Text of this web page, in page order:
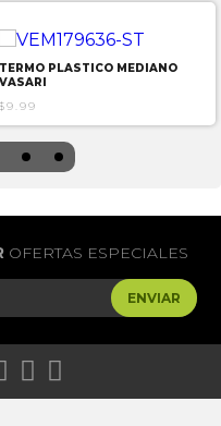
TERMO PLASTICO MEDIANO
VASARI
$9.99
OFERTAS ESPECIALES
ENVIAR
 